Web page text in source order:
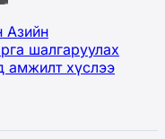
Азийн
шалгаруулах
амжилт хүслээ